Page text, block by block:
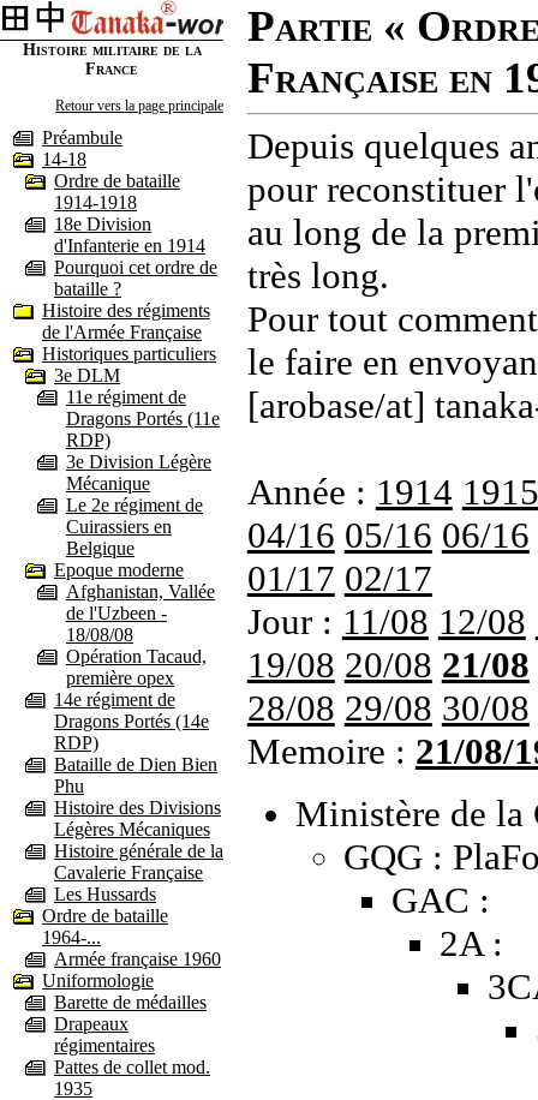
Histoire militaire de la
France
Retour vers la page principale
Préambule
14-18
Ordre de bataille
1914-1918
18e Division
d'Infanterie en 1914
Pourquoi cet ordre de
bataille ?
Histoire des régiments
de l'Armée Française
Historiques particuliers
3e DLM
11e régiment de
Dragons Portés (11e
RDP)
3e Division Légère
Mécanique
Le 2e régiment de
Cuirassiers en
Belgique
Epoque moderne
Afghanistan, Vallée
de l'Uzbeen -
18/08/08
Opération Tacaud,
première opex
14e régiment de
Dragons Portés (14e
RDP)
Bataille de Dien Bien
Phu
Histoire des Divisions
Légères Mécaniques
Histoire générale de la
Cavalerie Française
Les Hussards
Ordre de bataille
1964-...
Armée française 1960
Uniformologie
Barette de médailles
Drapeaux
régimentaires
Pattes de collet mod.
1935
Partie «
Française en
Depuis quelques
pour reconstituer
au long de la
très long.
Pour tout
le faire en
[arobase/at]
Année : 1914 1915
04/16 05/16 06/16
01/17 02/17
Jour : 11/08 12/08
19/08 20/08 21/08
28/08 29/08 30/08
Memoire : 21/08/
Ministère de la
GQG :
GAC :
2A :